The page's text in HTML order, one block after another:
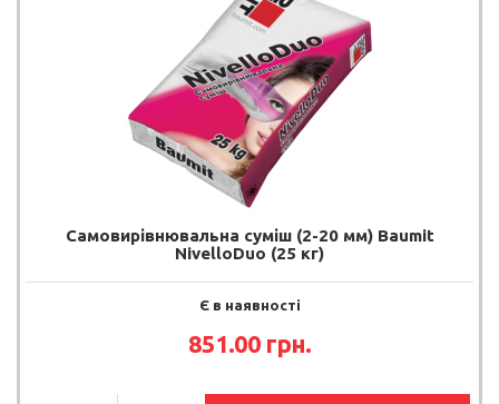
Самовирівнювальна суміш (2-20 мм) Baumit
NivelloDuo (25 кг)
Є в наявності
851.00 грн.